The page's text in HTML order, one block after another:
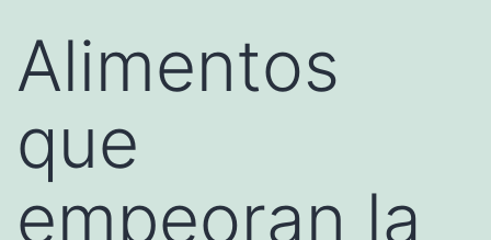
Alimentos
que
empeoran la